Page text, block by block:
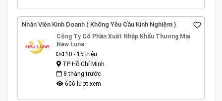
Nhân Viên Kinh Doanh ( Không Yêu Cầu Kinh Nghiệm )
Công Ty Cổ Phần Xuất Nhập Khẩu Thương Mại
New Luna
10 - 15 triệu
TP Hồ Chí Minh
8 tháng trước
606 lượt xem